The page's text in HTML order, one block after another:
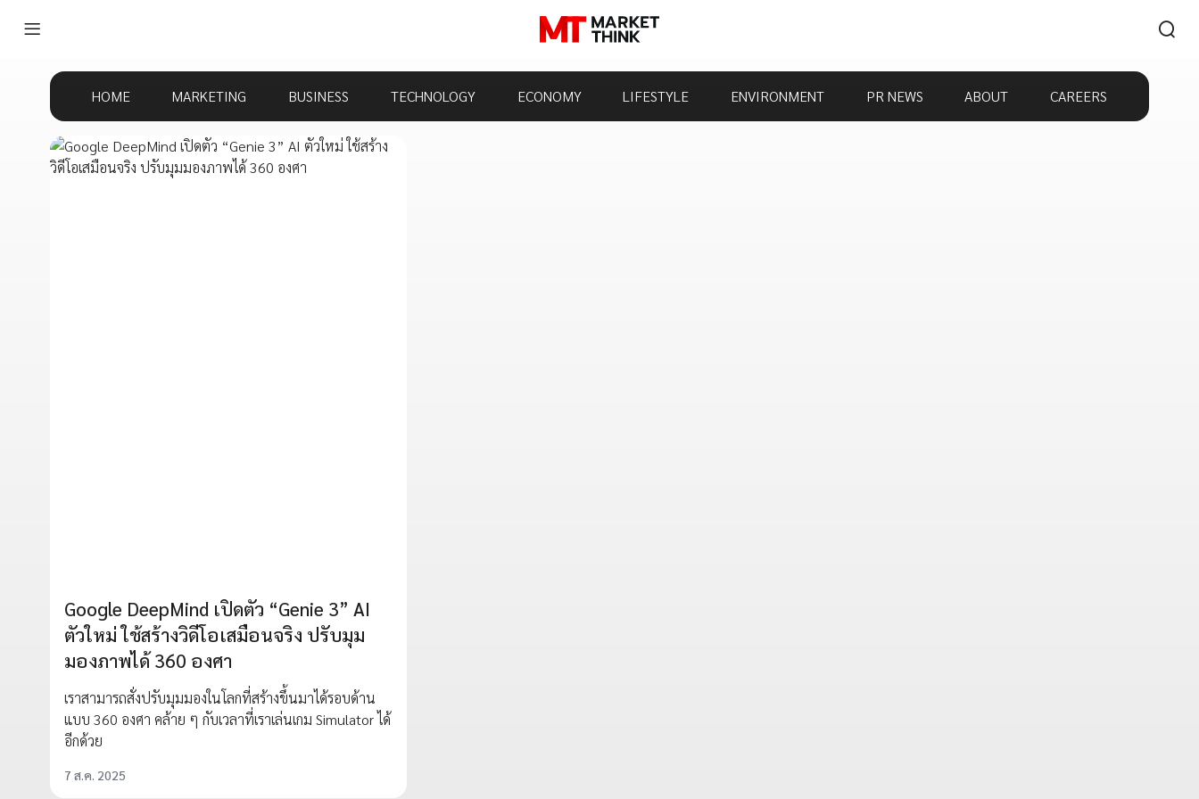
HOME MARKETING BUSINESS TECHNOLOGY ECONOMY LIFESTYLE ENVIRONMENT PR NEWS ABOUT CAREERS
Google DeepMind เปิดตัว “Genie 3” AI
ตัวใหม่ ใช้สร้างวิดีโอเสมือนจริง ปรับมุม
มองภาพได้ 360 องศา
เราสามารถสั่งปรับมุมมองในโลกที่สร้างขึ้นมาได้รอบด้าน
แบบ 360 องศา คล้าย ๆ กับเวลาที่เราเล่นเกม Simulator ได้
อีกด้วย
7 ส.ค. 2025